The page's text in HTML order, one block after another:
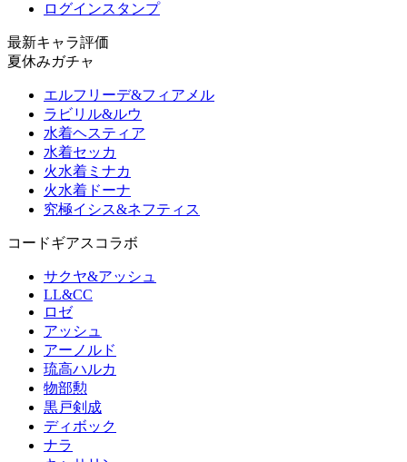
ログインスタンプ
最新キャラ評価
夏休みガチャ
エルフリーデ&フィアメル
ラビリル&ルウ
水着ヘスティア
水着セッカ
火水着ミナカ
火水着ドーナ
究極イシス&ネフティス
コードギアスコラボ
サクヤ&アッシュ
LL&CC
ロゼ
アッシュ
アーノルド
琉高ハルカ
物部勲
黒戸剣成
ディボック
ナラ